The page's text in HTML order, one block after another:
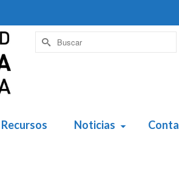
Buscar
por:
Recursos Noticias